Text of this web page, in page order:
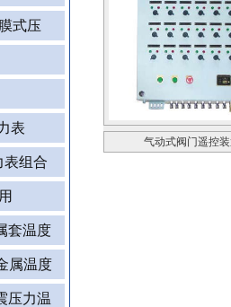
式压
表
表组合
套温度
属温度
压力温
气动式阀门遥控